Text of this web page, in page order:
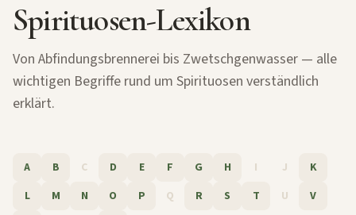
Spirituosen-Lexikon
Von Abfindungsbrennerei bis Zwetschgenwasser — alle
wichtigen Begriffe rund um Spirituosen verständlich
erklärt.
A B C D E F G H I J
K
L
M N O P Q R S T U
V